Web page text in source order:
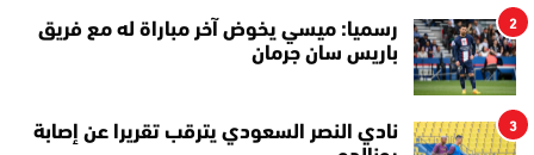
2
رسميا: ميسي يخوض آخر مباراة له مع فريق
باريس سان جرمان
3
نادي النصر السعودي يترقب تقريرا عن إصابة